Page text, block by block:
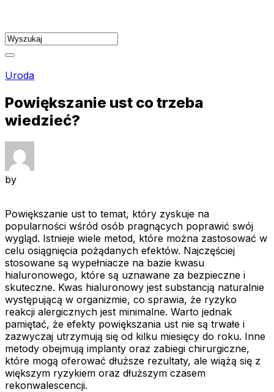
content
Uroda
Powiększanie ust co trzeba
wiedzieć?
by
Powiększanie ust to temat, który zyskuje na
popularności wśród osób pragnących poprawić swój
wygląd. Istnieje wiele metod, które można zastosować w
celu osiągnięcia pożądanych efektów. Najczęściej
stosowane są wypełniacze na bazie kwasu
hialuronowego, które są uznawane za bezpieczne i
skuteczne. Kwas hialuronowy jest substancją naturalnie
występującą w organizmie, co sprawia, że ryzyko
reakcji alergicznych jest minimalne. Warto jednak
pamiętać, że efekty powiększania ust nie są trwałe i
zazwyczaj utrzymują się od kilku miesięcy do roku. Inne
metody obejmują implanty oraz zabiegi chirurgiczne,
które mogą oferować dłuższe rezultaty, ale wiążą się z
większym ryzykiem oraz dłuższym czasem
rekonwalescencji.